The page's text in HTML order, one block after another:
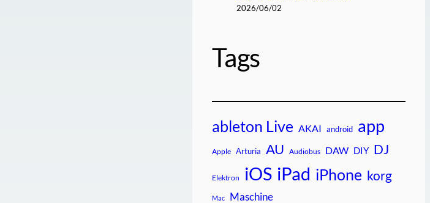
2026/06/02
Tags
ableton Live AKAI android app
Apple Arturia AU Audiobus DAW DIY DJ
Elektron iOS iPad iPhone korg
Mac Maschine